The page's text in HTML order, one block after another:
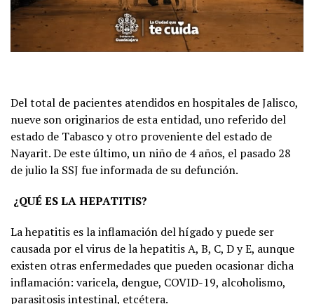
Del total de pacientes atendidos en hospitales de Jalisco,
nueve son originarios de esta entidad, uno referido del
estado de Tabasco y otro proveniente del estado de
Nayarit. De este último, un niño de 4 años, el pasado 28
de julio la SSJ fue informada de su defunción.
¿QUÉ ES LA HEPATITIS?
La hepatitis es la inflamación del hígado y puede ser
causada por el virus de la hepatitis A, B, C, D y E, aunque
existen otras enfermedades que pueden ocasionar dicha
inflamación: varicela, dengue, COVID-19, alcoholismo,
parasitosis intestinal, etcétera.